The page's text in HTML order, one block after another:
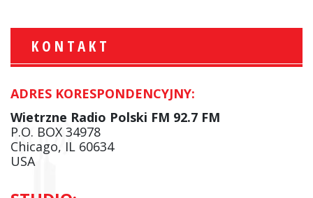
KONTAKT
ADRES KORESPONDENCYJNY:
Wietrzne Radio Polski FM 92.7 FM
P.O. BOX 34978
Chicago, IL 60634
USA